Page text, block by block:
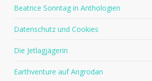
Beatrice Sonntag in Anthologien
Datenschutz und Cookies
Die Jetlagjägerin
Earthventure auf Angrodan